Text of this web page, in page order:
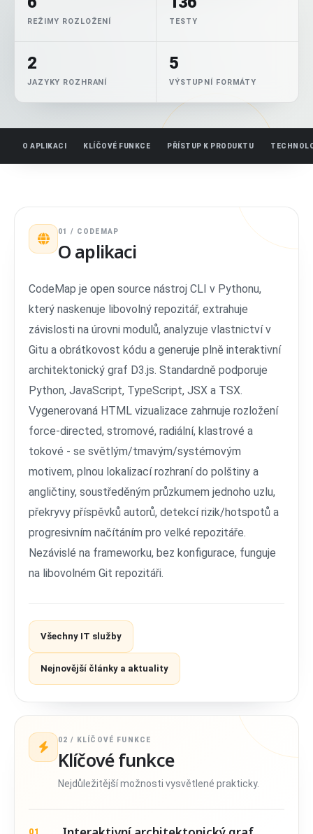
REŽIMY ROZLOŽENÍ TESTY
2
JAZYKY ROZHRANÍ
5
VÝSTUPNÍ FORMÁTY
O APLIKACI KLÍČOVÉ FUNKCE PŘÍSTUP K PRODUKTU
01 / CODEMAP
O aplikaci
CodeMap je open source nástroj CLI v Pythonu,
který naskenuje libovolný repozitář, extrahuje
závislosti na úrovni modulů, analyzuje vlastnictví v
Gitu a obrátkovost kódu a generuje plně interaktivní
architektonický graf D3.js. Standardně podporuje
Python, JavaScript, TypeScript, JSX a TSX.
Vygenerovaná HTML vizualizace zahrnuje rozložení
force-directed, stromové, radiální, klastrové a
tokové - se světlým/tmavým/systémovým
motivem, plnou lokalizací rozhraní do polštiny a
angličtiny, soustředěným průzkumem jednoho uzlu,
překryvy příspěvků autorů, detekcí rizik/hotspotů a
progresivním načítáním pro velké repozitáře.
Nezávislé na frameworku, bez konfigurace, funguje
na libovolném Git repozitáři.
Všechny IT služby
Nejnovější články a aktuality
02 / KLÍČOVÉ FUNKCE
Klíčové funkce
Nejdůležitější možnosti vysvětlené prakticky.
01